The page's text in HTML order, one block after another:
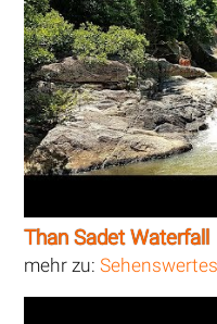
Than Sadet Waterfall
mehr zu: